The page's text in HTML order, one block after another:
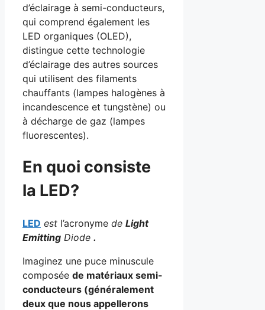
d’éclairage à semi-conducteurs,
qui comprend également les
LED organiques (OLED),
distingue cette technologie
d’éclairage des autres sources
qui utilisent des filaments
chauffants (lampes halogènes à
incandescence et tungstène) ou
à décharge de gaz (lampes
fluorescentes).
En quoi consiste
la LED?
LED est l’acronyme de Light
Emitting Diode .
Imaginez une puce minuscule
composée de matériaux semi-
conducteurs (généralement
deux que nous appellerons